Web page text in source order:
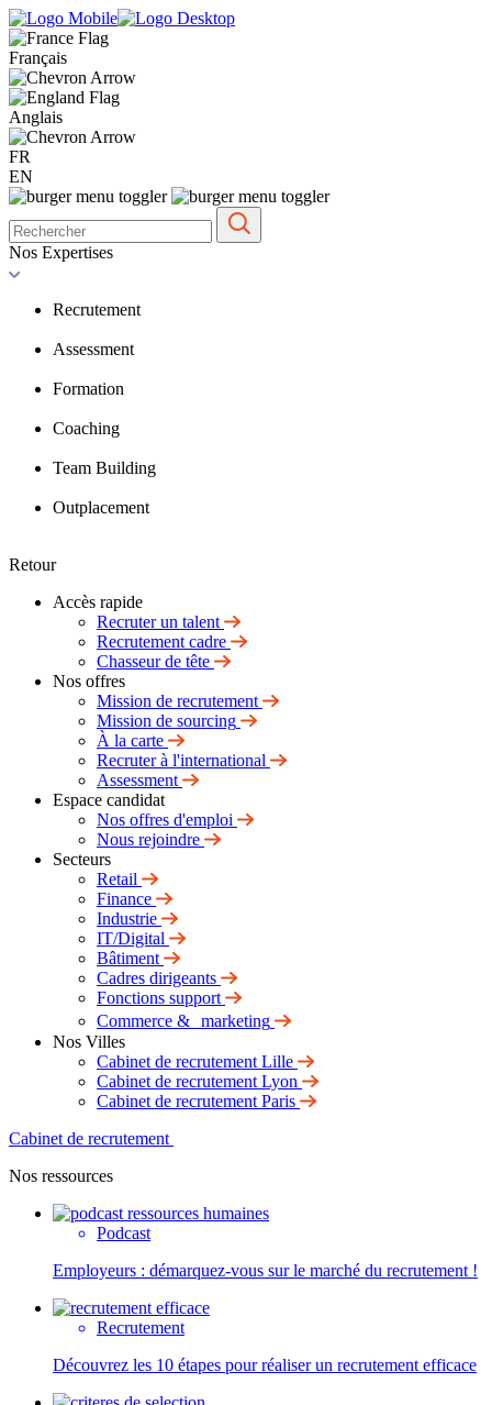
Français
Anglais
FR
EN
Nos Expertises
Recrutement
Assessment
Formation
Coaching
Team Building
Outplacement
Retour
Accès rapide
Recruter un talent
Recrutement cadre
Chasseur de tête
Nos offres
Mission de recrutement
Mission de sourcing
À la carte
Recruter à l'international
Assessment
Espace candidat
Nos offres d'emploi
Nous rejoindre
Secteurs
Retail
Finance
Industrie
IT/Digital
Bâtiment
Cadres dirigeants
Fonctions support
Commerce & marketing
Nos Villes
Cabinet de recrutement Lille
Cabinet de recrutement Lyon
Cabinet de recrutement Paris
Cabinet de recrutement
Nos ressources
Podcast
Employeurs : démarquez-vous sur le marché du recrutement !
Recrutement
Découvrez les 10 étapes pour réaliser un recrutement efficace